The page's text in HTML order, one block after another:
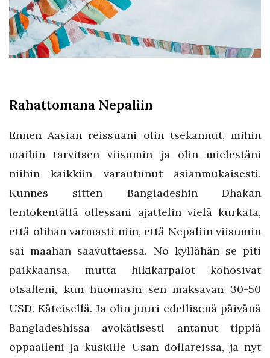
Rahattomana Nepaliin
Ennen Aasian reissuani olin tsekannut, mihin
maihin tarvitsen viisumin ja olin mielestäni
niihin kaikkiin varautunut asianmukaisesti.
Kunnes sitten Bangladeshin Dhakan
lentokentällä ollessani ajattelin vielä kurkata,
että olihan varmasti niin, että Nepaliin viisumin
sai maahan saavuttaessa. No kyllähän se piti
paikkaansa, mutta hikikarpalot kohosivat
otsalleni, kun huomasin sen maksavan 30-50
USD. Käteisellä. Ja olin juuri edellisenä päivänä
Bangladeshissa avokätisesti antanut tippiä
oppaalleni ja kuskille Usan dollareissa, ja nyt